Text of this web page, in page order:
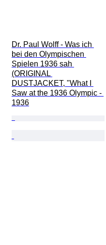
Dr. Paul Wolff - Was ich
bei den Olympischen
Spielen 1936 sah
(ORIGINAL
DUSTJACKET, "What I
Saw at the 1936 Olympic -
1936